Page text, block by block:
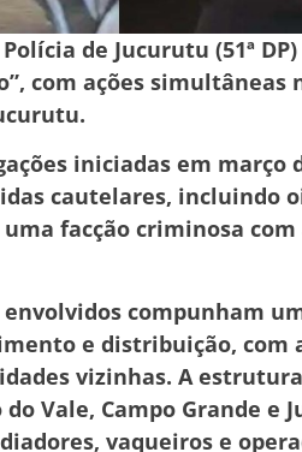
de Jucurutu (51ª
com ações simultâneas
iniciadas em março
cautelares, incluindo
facção criminosa
compunham
e distribuição, com
vizinhas. A
Vale, Campo Grande e
vaqueiros e